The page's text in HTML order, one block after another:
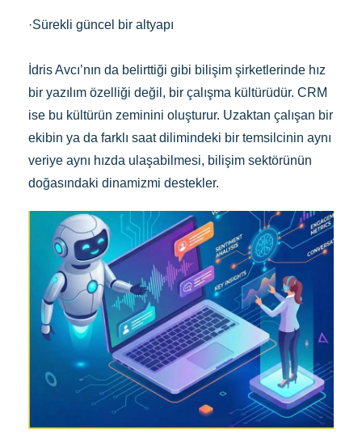
·Sürekli güncel bir altyapı
İdris Avcı’nın da belirttiği gibi bilişim şirketlerinde hız
bir yazılım özelliği değil, bir çalışma kültürüdür. CRM
ise bu kültürün zeminini oluşturur. Uzaktan çalışan bir
ekibin ya da farklı saat dilimindeki bir temsilcinin aynı
veriye aynı hızda ulaşabilmesi, bilişim sektörünün
doğasındaki dinamizmi destekler.